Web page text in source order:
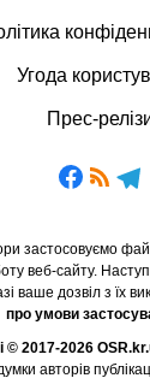
Угода
Прес-
застосовуємо
веб-сайту.
ваше дозвіл з їх
про умови
© 2017-2026
авторів